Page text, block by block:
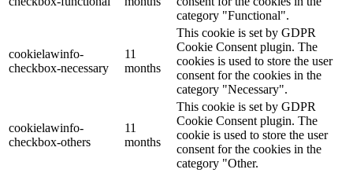
category "Functional".
cookielawinfo-
checkbox-necessary
11
months
This cookie is set by GDPR
Cookie Consent plugin. The
cookies is used to store the user
consent for the cookies in the
category "Necessary".
cookielawinfo-
checkbox-others
11
months
This cookie is set by GDPR
Cookie Consent plugin. The
cookie is used to store the user
consent for the cookies in the
category "Other.